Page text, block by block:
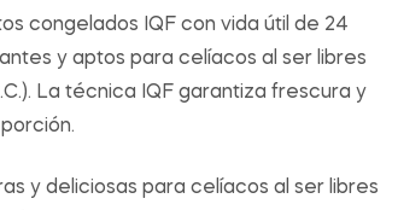
congelados IQF con vida útil de 24
y aptos para celíacos al ser libres
La técnica IQF garantiza frescura y
y deliciosas para celíacos al ser libres